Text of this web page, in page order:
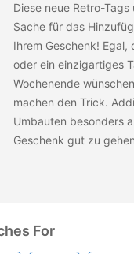
Diese neue Retro-
Sache für das
Ihrem Geschenk!
oder ein einzigartiges
Wochenende
machen den Trick.
Umbauten besonders
Geschenk gut zu
For